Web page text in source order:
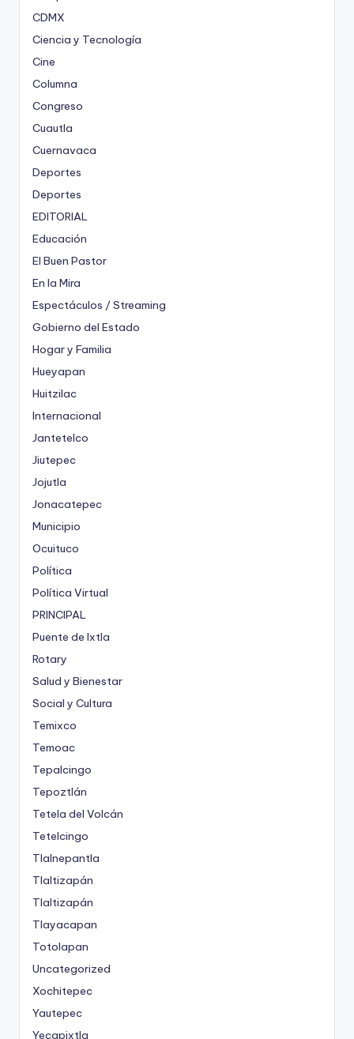
CDMX
Ciencia y Tecnología
Cine
Columna
Congreso
Cuautla
Cuernavaca
Deportes
Deportes
EDITORIAL
Educación
El Buen Pastor
En la Mira
Espectáculos / Streaming
Gobierno del Estado
Hogar y Familia
Hueyapan
Huitzilac
Internacional
Jantetelco
Jiutepec
Jojutla
Jonacatepec
Municipio
Ocuituco
Política
Política Virtual
PRINCIPAL
Puente de Ixtla
Rotary
Salud y Bienestar
Social y Cultura
Temixco
Temoac
Tepalcingo
Tepoztlán
Tetela del Volcán
Tetelcingo
Tlalnepantla
Tlaltizapán
Tlaltizapán
Tlayacapan
Totolapan
Uncategorized
Xochitepec
Yautepec
Yecapixtla